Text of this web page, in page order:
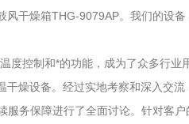
燥箱THG-9079AP。我们的设备
制和*的功能，成为了众多行业
设备。经过实地考察和深入交流
保障进行了全面讨论。针对客